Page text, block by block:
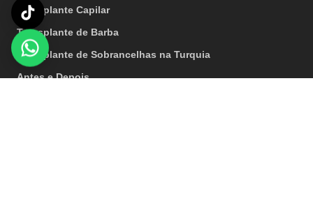
Transplante Capilar
Transplante de Barba
Transplante de Sobrancelhas na Turquia
Antes e Depois